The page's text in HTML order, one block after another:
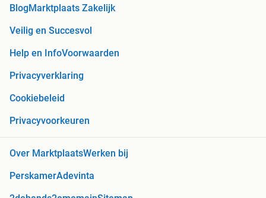
BlogMarktplaats Zakelijk
Veilig en Succesvol
Help en InfoVoorwaarden
Privacyverklaring
Cookiebeleid
Privacyvoorkeuren
Over MarktplaatsWerken bij
PerskamerAdevinta